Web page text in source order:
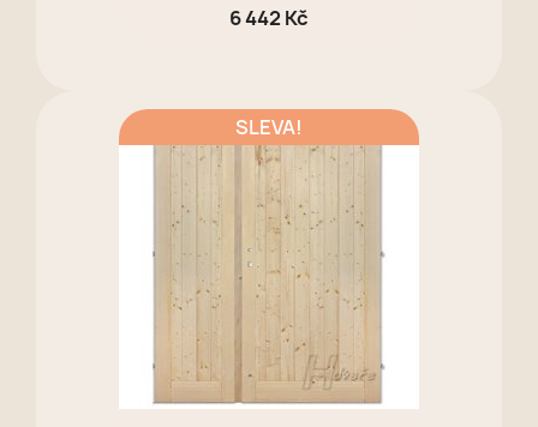
6 442 Kč
SLEVA!